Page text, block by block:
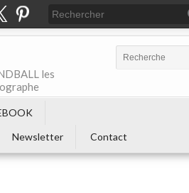
les
Newsletter Contact